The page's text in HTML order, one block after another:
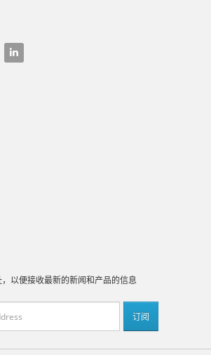
以便接收最新的新闻和产品的信息